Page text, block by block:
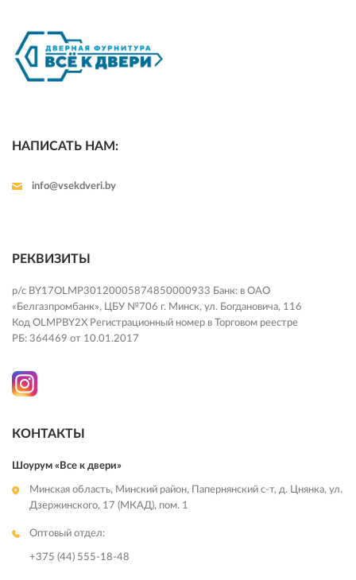
НАПИСАТЬ НАМ:
info@vsekdveri.by
РЕКВИЗИТЫ
р/с BY17OLMP30120005874850000933 Банк: в ОАО
«Белгазпромбанк», ЦБУ №706 г. Минск, ул. Богдановича, 116
Код OLMPBY2X Регистрационный номер в Торговом реестре
РБ: 364469 от 10.01.2017
КОНТАКТЫ
Шоурум «Все к двери»
Минская область, Минский район, Папернянский с-т, д. Цнянка, ул.
Дзержинского, 17 (МКАД), пом. 1
Оптовый отдел:
+375 (44) 555-18-48